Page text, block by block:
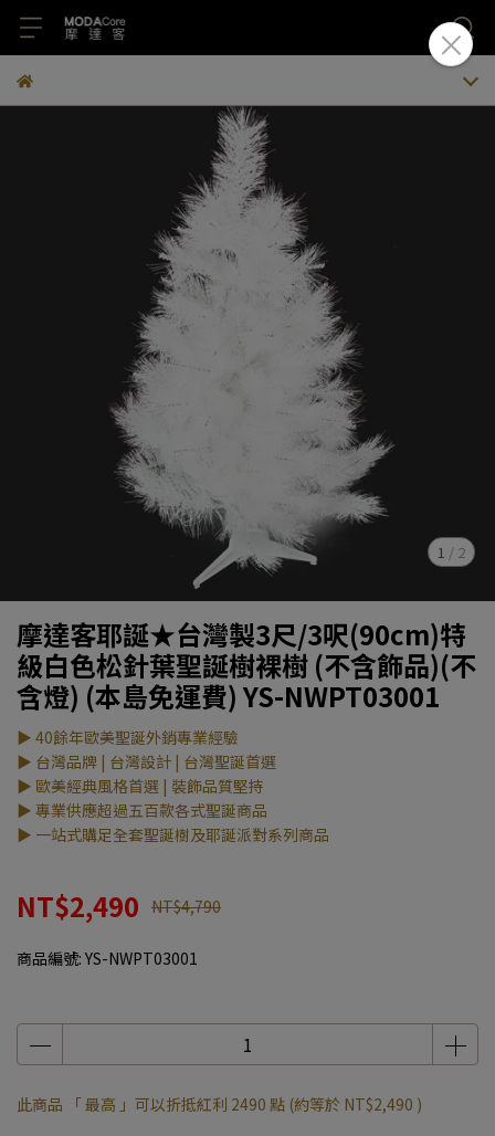
1 / 2
摩達客耶誕★台灣製3尺/3呎(90cm)特
級白色松針葉聖誕樹裸樹 (不含飾品)(不
含燈) (本島免運費) YS-NWPT03001
▶ 40餘年歐美聖誕外銷專業經驗
▶ 台灣品牌 | 台灣設計 | 台灣聖誕首選
▶ 歐美經典風格首選 | 裝飾品質堅持
▶ 專業供應超過五百款各式聖誕商品
▶ 一站式購足全套聖誕樹及耶誕派對系列商品
NT$2,490 NT$4,790
商品編號: YS-NWPT03001
此商品 「 最高 」可以折抵紅利 2490 點 (約等於 NT$2,490 )